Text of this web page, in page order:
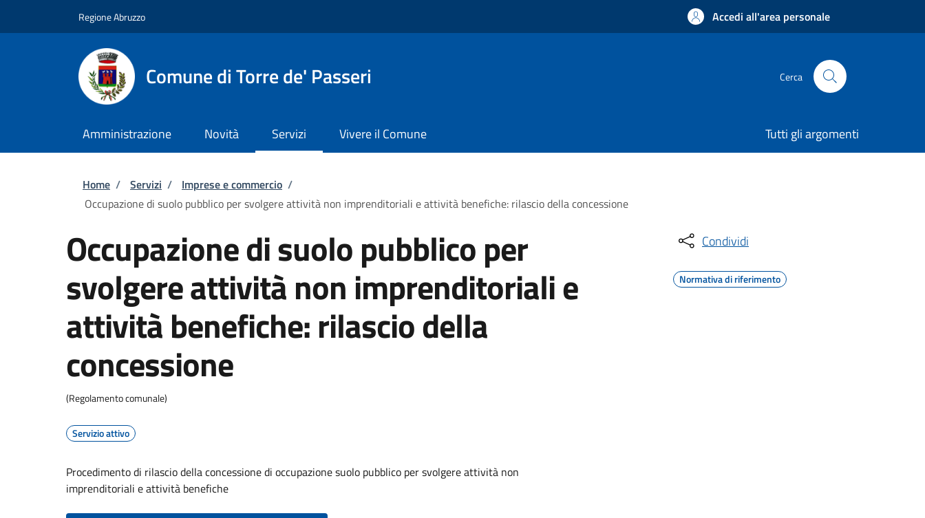
Regione Abruzzo Accedi all'area personale
Comune di Torre de' Passeri Cerca
Amministrazione Novità Servizi Vivere il Comune Tutti gli argomenti
Briciole di pane
Home / Servizi / Imprese e commercio /
Occupazione di suolo pubblico per svolgere attività non imprenditoriali e attività benefiche: rilascio della concessione
Occupazione di suolo pubblico per
svolgere attività non imprenditoriali e
attività benefiche: rilascio della
concessione
(Regolamento comunale)
Servizio attivo
Procedimento di rilascio della concessione di occupazione suolo pubblico per svolgere attività non
imprenditoriali e attività benefiche
Condividi
Normativa di riferimento